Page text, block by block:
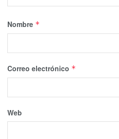
Nombre *
Correo electrónico *
Web